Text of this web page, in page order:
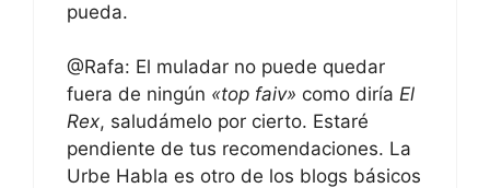
pueda.
@Rafa: El muladar no puede quedar
fuera de ningún «top faiv» como diría El
Rex, saludámelo por cierto. Estaré
pendiente de tus recomendaciones. La
Urbe Habla es otro de los blogs básicos